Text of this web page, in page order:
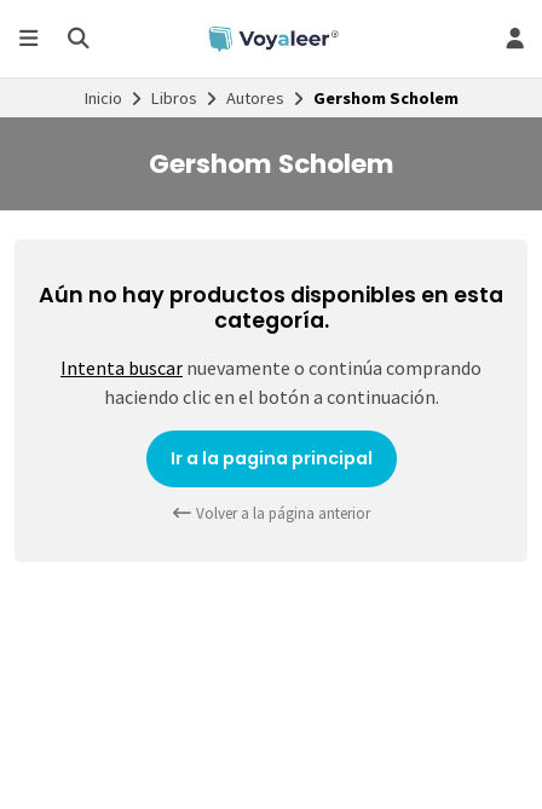
Inicio Libros Autores Gershom Scholem
Gershom Scholem
Aún no hay productos disponibles en esta
categoría.
Intenta buscar nuevamente o continúa comprando
haciendo clic en el botón a continuación.
Ir a la pagina principal
Volver a la página anterior